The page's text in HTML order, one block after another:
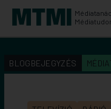
KERESÉS AZ INTÉZET ANYAGAI KÖZÖTT
BLOGBEJEGYZÉS